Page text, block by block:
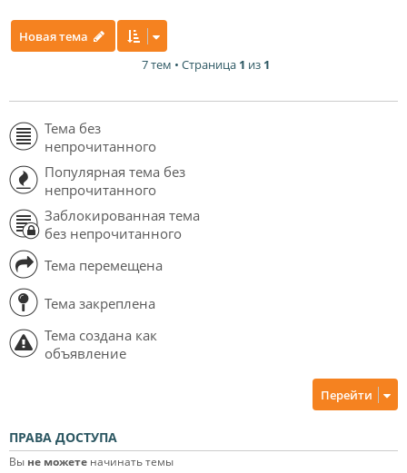
Новая тема
7 тем • Страница 1 из 1
Тема без
непрочитанного
Популярная тема без
непрочитанного
Заблокированная тема
без непрочитанного
Тема перемещена
Тема закреплена
Тема создана как
объявление
Перейти
ПРАВА ДОСТУПА
Вы не можете начинать темы